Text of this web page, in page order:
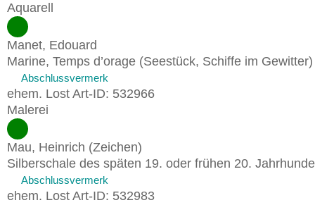
Aquarell
Manet, Edouard
Marine, Temps d’orage (Seestück, Schiffe im
Abschlussvermerk
ehem. Lost Art-ID: 532966
Malerei
Mau, Heinrich (Zeichen)
Silberschale des späten 19. oder frühen 20.
Abschlussvermerk
ehem. Lost Art-ID: 532983